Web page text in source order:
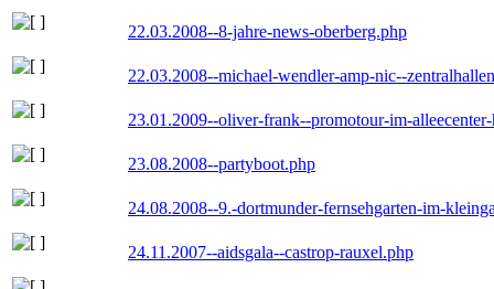
22.03.2008--8-jahre-news-oberberg.php
22.03.2008--michael-wendler-amp-nic--
23.01.2009--oliver-frank--promotour-im-
23.08.2008--partyboot.php
24.08.2008--9.-dortmunder-fernsehgarten-im-
24.11.2007--aidsgala--castrop-rauxel.php